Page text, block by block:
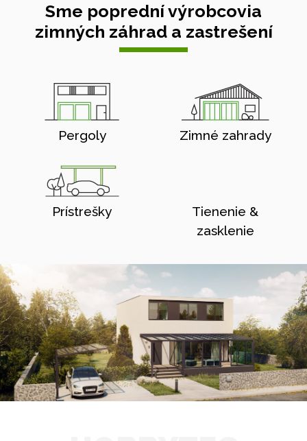
Sme poprední výrobcovia
zimných záhrad a zastrešení
Pergoly Zimné zahrady
Prístrešky
Tienenie &
zasklenie